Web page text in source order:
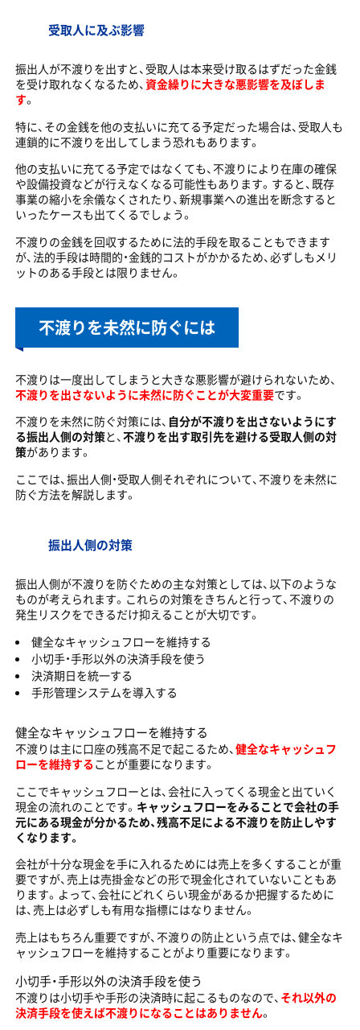
受取人に及ぶ影響
振出人が不渡りを出すと、受取人は本来受け取るはずだった金銭
を受け取れなくなるため、資金繰りに大きな悪影響を及ぼしま
す。
特に、その金銭を他の支払いに充てる予定だった場合は、受取人も
連鎖的に不渡りを出してしまう恐れもあります。
他の支払いに充てる予定ではなくても、不渡りにより在庫の確保
や設備投資などが行えなくなる可能性もあります。すると、既存
事業の縮小を余儀なくされたり、新規事業への進出を断念すると
いったケースも出てくるでしょう。
不渡りの金銭を回収するために法的手段を取ることもできます
が、法的手段は時間的・金銭的コストがかかるため、必ずしもメリ
ットのある手段とは限りません。
不渡りを未然に防ぐには
不渡りは一度出してしまうと大きな悪影響が避けられないため、
不渡りを出さないように未然に防ぐことが大変重要です。
不渡りを未然に防ぐ対策には、 自分が不渡りを出さないようにす
る振出人側の対策と、不渡りを出す取引先を避ける受取人側の対
策があります。
ここでは、振出人側・受取人側それぞれについて、不渡りを未然に
防ぐ方法を解説します。
振出人側の対策
振出人側が不渡りを防ぐための主な対策としては、以下のような
ものが考えられます。これらの対策をきちんと行って、不渡りの
発生リスクをできるだけ抑えることが大切です。
健全なキャッシュフローを維持する
小切手・手形以外の決済手段を使う
決済期日を統一する
手形管理システムを導入する
健全なキャッシュフローを維持する
不渡りは主に口座の残高不足で起こるため、健全なキャッシュフ
ローを維持することが重要になります。
ここでキャッシュフローとは、会社に入ってくる現金と出ていく
現金の流れのことです。 キャッシュフローをみることで会社の手
元にある現金が分かるため、残高不足による不渡りを防止しやす
くなります。
会社が十分な現金を手に入れるためには売上を多くすることが重
要ですが、売上は売掛金などの形で現金化されていないこともあ
ります。よって、会社にどれくらい現金があるか把握するために
は、売上は必ずしも有用な指標にはなりません。
売上はもちろん重要ですが、不渡りの防止という点では、健全なキ
ャッシュフローを維持することがより重要になります。
小切手・手形以外の決済手段を使う
不渡りは小切手や手形の決済時に起こるものなので、 それ以外の
決済手段を使えば不渡りになることはありません。